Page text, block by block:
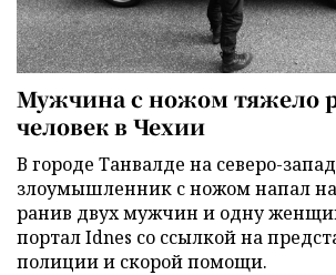
Мужчина с ножом тяжело
человек в Чехии
В городе Танвалде на северо-
злоумышленник с ножом напал
ранив двух мужчин и одну
портал Idnes со ссылкой на
полиции и скорой помощи.